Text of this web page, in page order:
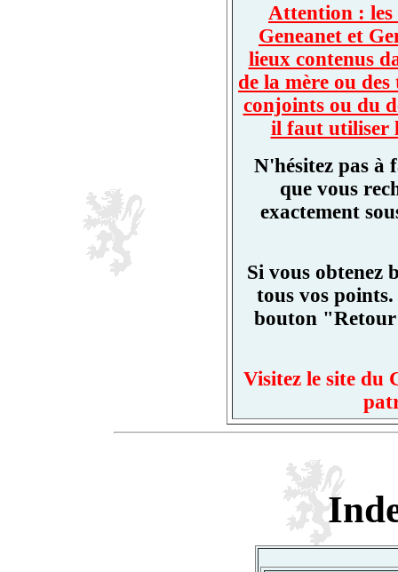
Attention : les
Geneanet et
lieux contenus
de la mère ou
conjoints ou du
il faut utiliser
N'hésitez pas à
que vous
exactement
Si vous obtenez
tous vos
bouton
Visitez le site du